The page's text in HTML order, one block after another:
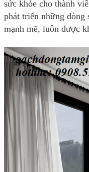
sức khỏe cho thành
phát triển những dòng
mạnh mẽ, luôn được